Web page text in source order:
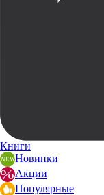
Книги
Новинки
Акции
Популярные